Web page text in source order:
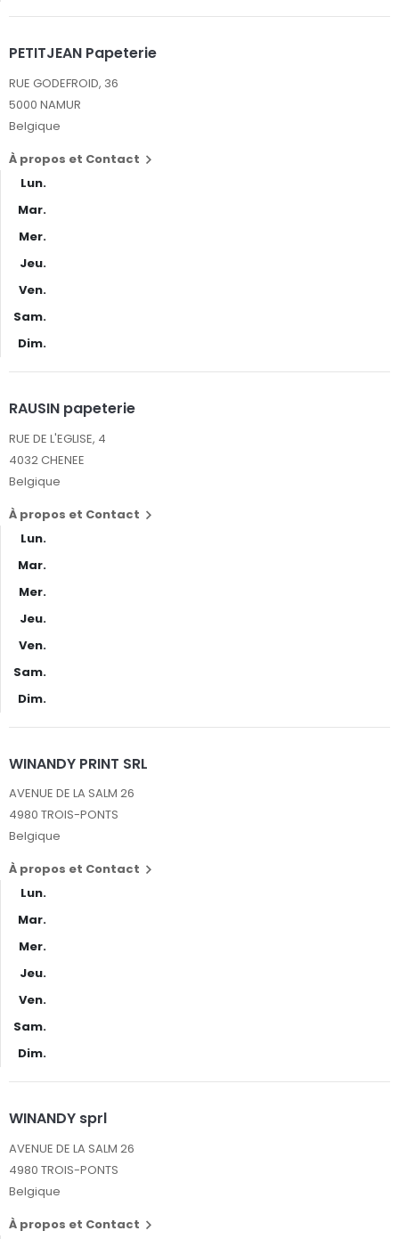
PETITJEAN Papeterie
RUE GODEFROID, 36
5000 NAMUR
Belgique
À propos et Contact 
Lun.
Mar.
Mer.
Jeu.
Ven.
Sam.
Dim.
RAUSIN papeterie
RUE DE L'EGLISE, 4
4032 CHENEE
Belgique
À propos et Contact 
Lun.
Mar.
Mer.
Jeu.
Ven.
Sam.
Dim.
WINANDY PRINT SRL
AVENUE DE LA SALM 26
4980 TROIS-PONTS
Belgique
À propos et Contact 
Lun.
Mar.
Mer.
Jeu.
Ven.
Sam.
Dim.
WINANDY sprl
AVENUE DE LA SALM 26
4980 TROIS-PONTS
Belgique
À propos et Contact 